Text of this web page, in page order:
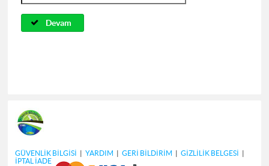
Devam
GÜVENLİK BİLGİSİ YARDIM GERİ BİLDİRİM GİZLİLİK BELGESİ
İPTAL İADE